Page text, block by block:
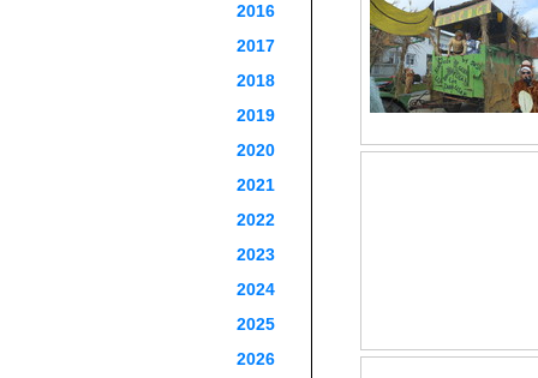
2016
2017
2018
2019
2020
2021
2022
2023
2024
2025
2026